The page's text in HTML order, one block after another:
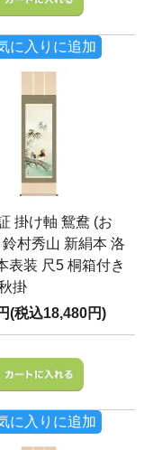
に入りに追加
掛け軸 鴛鴦 (お
鈴村秀山 新絹本 洛
表装 尺5 桐箱付き
掛
(税込18,480円)
に入りに追加